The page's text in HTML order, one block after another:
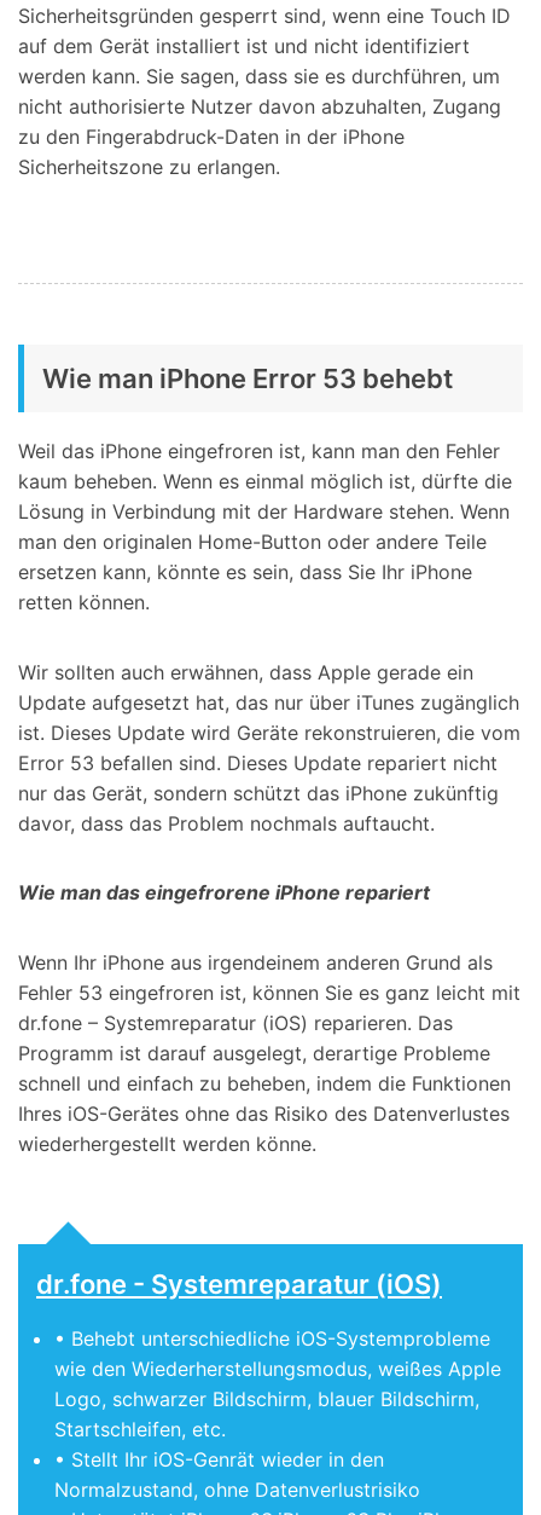
Sicherheitsgründen gesperrt sind, wenn eine Touch ID
auf dem Gerät installiert ist und nicht identifiziert
werden kann. Sie sagen, dass sie es durchführen, um
nicht authorisierte Nutzer davon abzuhalten, Zugang
zu den Fingerabdruck-Daten in der iPhone
Sicherheitszone zu erlangen.
Wie man iPhone Error 53 behebt
Weil das iPhone eingefroren ist, kann man den Fehler
kaum beheben. Wenn es einmal möglich ist, dürfte die
Lösung in Verbindung mit der Hardware stehen. Wenn
man den originalen Home-Button oder andere Teile
ersetzen kann, könnte es sein, dass Sie Ihr iPhone
retten können.
Wir sollten auch erwähnen, dass Apple gerade ein
Update aufgesetzt hat, das nur über iTunes zugänglich
ist. Dieses Update wird Geräte rekonstruieren, die vom
Error 53 befallen sind. Dieses Update repariert nicht
nur das Gerät, sondern schützt das iPhone zukünftig
davor, dass das Problem nochmals auftaucht.
Wie man das eingefrorene iPhone repariert
Wenn Ihr iPhone aus irgendeinem anderen Grund als
Fehler 53 eingefroren ist, können Sie es ganz leicht mit
dr.fone – Systemreparatur (iOS) reparieren. Das
Programm ist darauf ausgelegt, derartige Probleme
schnell und einfach zu beheben, indem die Funktionen
Ihres iOS-Gerätes ohne das Risiko des Datenverlustes
wiederhergestellt werden könne.
dr.fone - Systemreparatur (iOS)
• Behebt unterschiedliche iOS-Systemprobleme
wie den Wiederherstellungsmodus, weißes Apple
Logo, schwarzer Bildschirm, blauer Bildschirm,
Startschleifen, etc.
• Stellt Ihr iOS-Genrät wieder in den
Normalzustand, ohne Datenverlustrisiko